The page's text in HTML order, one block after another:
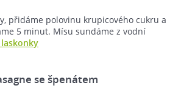
přidáme polovinu krupicového cukru a
5 minut. Mísu sundáme z vodní
se špenátem